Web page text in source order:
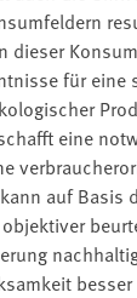
dieser
für eine
eine
auf Basis